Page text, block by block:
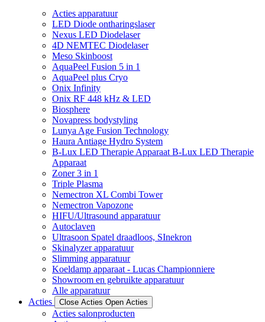
Acties apparatuur
LED Diode ontharingslaser
Nexus LED Diodelaser
4D NEMTEC Diodelaser
Meso Skinboost
AquaPeel Fusion 5 in 1
AquaPeel plus Cryo
Onix Infinity
Onix RF 448 kHz & LED
Biosphere
Novapress bodystyling
Lunya Age Fusion Technology
Haura Antiage Hydro System
B-Lux LED Therapie Apparaat B-Lux LED Therapie
Apparaat
Zoner 3 in 1
Triple Plasma
Nemectron XL Combi Tower
Nemectron Vapozone
HIFU/Ultrasound apparatuur
Autoclaven
Ultrasoon Spatel draadloos, SInekron
Skinalyzer apparatuur
Slimming apparatuur
Koeldamp apparaat - Lucas Championniere
Showroom en gebruikte apparatuur
Alle apparatuur
Acties
Close Acties Open Acties
Acties salonproducten